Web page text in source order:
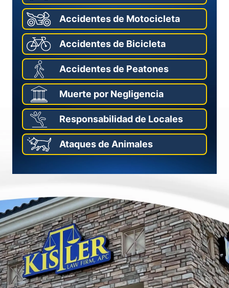
Accidentes de Motocicleta
Accidentes de Bicicleta
Accidentes de Peatones
Muerte por Negligencia
Responsabilidad de Locales
Ataques de Animales